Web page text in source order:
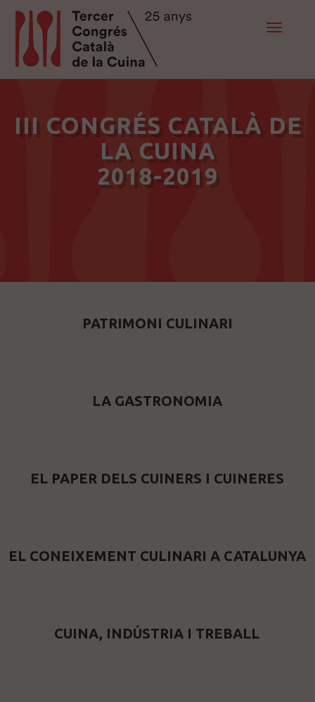
Toggle
III CONGRÉS CATALÀ DE
LA CUINA
2018-2019
PATRIMONI CULINARI
LA GASTRONOMIA
EL PAPER DELS CUINERS I CUINERES
EL CONEIXEMENT CULINARI A CATALUNYA
CUINA, INDÚSTRIA I TREBALL